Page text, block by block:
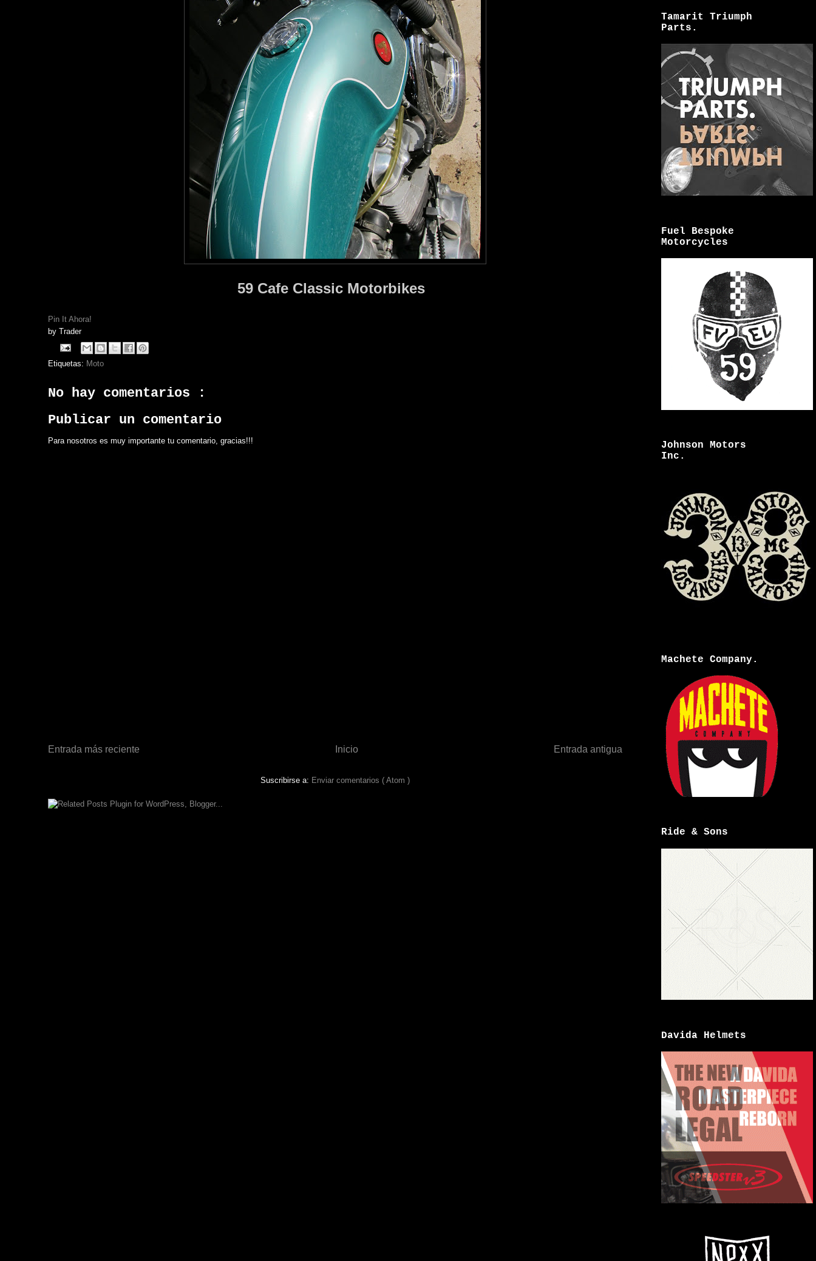
59 Cafe Classic Motorbikes
Pin It Ahora!
by Trader
Etiquetas: Moto
No hay comentarios :
Publicar un comentario
Para nosotros es muy importante tu comentario, gracias!!!
Entrada más reciente Entrada antigua
Inicio
Suscribirse a: Enviar comentarios ( Atom )
Tamarit Triumph
Parts.
Fuel Bespoke
Motorcycles
Johnson Motors
Inc.
Machete Company.
Ride & Sons
Davida Helmets